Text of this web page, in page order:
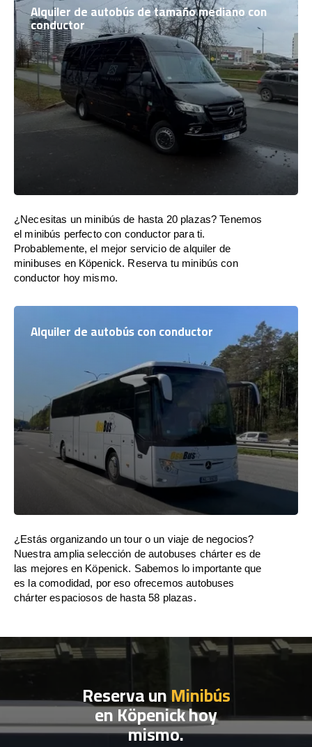
Alquiler de autobús de tamaño mediano con
conductor
¿Necesitas un minibús de hasta 20 plazas? Tenemos
el minibús perfecto con conductor para ti.
Probablemente, el mejor servicio de alquiler de
minibuses en Köpenick. Reserva tu minibús con
conductor hoy mismo.
Alquiler de autobús con conductor
¿Estás organizando un tour o un viaje de negocios?
Nuestra amplia selección de autobuses chárter es de
las mejores en Köpenick. Sabemos lo importante que
es la comodidad, por eso ofrecemos autobuses
chárter espaciosos de hasta 58 plazas.
Reserva unMinibús
en Köpenick hoy
mismo.